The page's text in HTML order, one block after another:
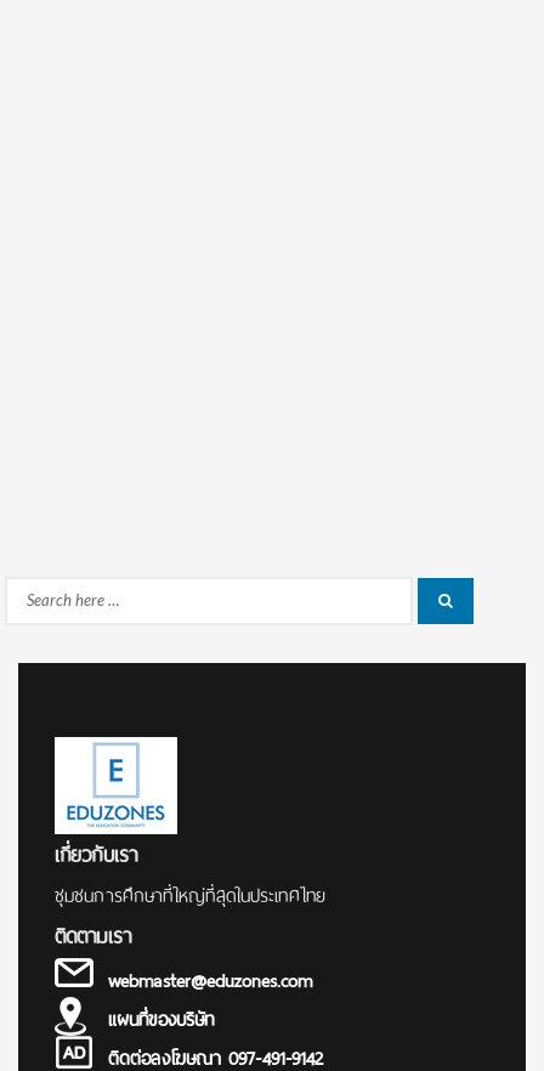
Search
เกี่ยวกับเรา
ชุมชนการศึกษาที่ใหญ่ที่สุดในประเทศไทย
ติดตามเรา
webmaster@eduzones.com
แผนที่ของบริษัท
ติดต่อลงโฆษณา 097-491-9142